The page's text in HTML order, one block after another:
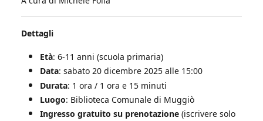
Dettagli
Età: 6-11 anni (scuola primaria)
Data: sabato 20 dicembre 2025 alle 15:00
Durata: 1 ora / 1 ora e 15 minuti
Luogo: Biblioteca Comunale di Muggiò
Ingresso gratuito su prenotazione (iscrivere solo